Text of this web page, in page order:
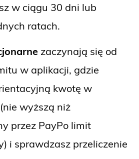
w ciągu 30 dni lub
ratach.
zaczynają się od
w aplikacji, gdzie
kwotę w
wyższą niż
przez PayPo limit
i sprawdzasz przeliczenie